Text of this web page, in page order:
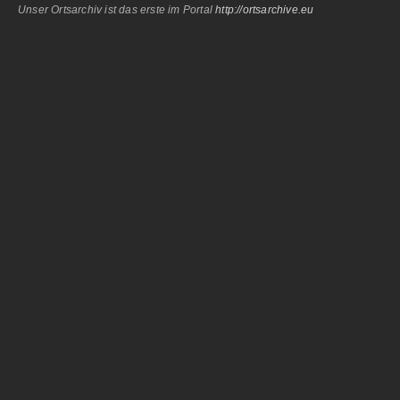
Unser Ortsarchiv ist das erste im Portalhttp://ortsarchive.eu